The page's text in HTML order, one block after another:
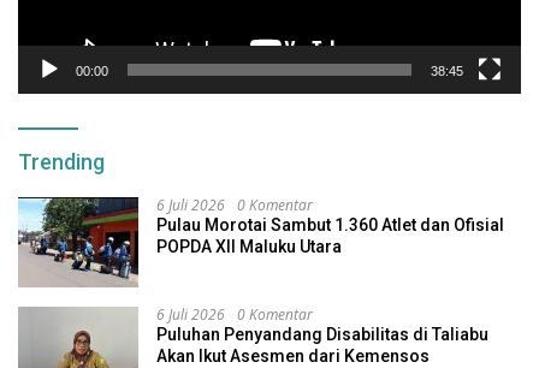
00:00 38:45
Trending
6 Juli 2026 0 Komentar
Pulau Morotai Sambut 1.360 Atlet dan Ofisial
POPDA XII Maluku Utara
6 Juli 2026 0 Komentar
Puluhan Penyandang Disabilitas di Taliabu
Akan Ikut Asesmen dari Kemensos